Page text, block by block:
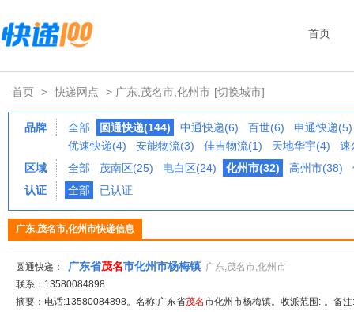
首页
首页 > 快递网点 > 广东,茂名市,化州市 [切换城市]
品牌 全部 圆通快递(144) 中通快递(6) 百世(6)
申通快递(5)
优速快递(4)
安能物流(3) 佳吉物流(1) 天地华宇(4)
速
区域
全部 茂南区(25) 电白区(24) 化州市(32) 高州市(38)
认证
全部 已认证
广东,茂名市,化州市快递信息
圆通快递： 广东省茂名市化州市杨梅镇 广东,茂名市,化州市
联系：13580084898
摘要：电话:13580084898。名称:广东省茂名市化州市杨梅镇。收派范围:-。备